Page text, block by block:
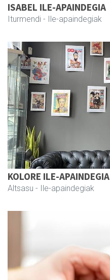
ISABEL ILE-APAINDEGIA
Iturmendi - Ile-apaindegiak
KOLORE ILE-APAINDEGIA
Altsasu - Ile-apaindegiak